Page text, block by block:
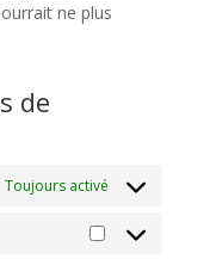
ne plus
de
Toujours activé
Préférences